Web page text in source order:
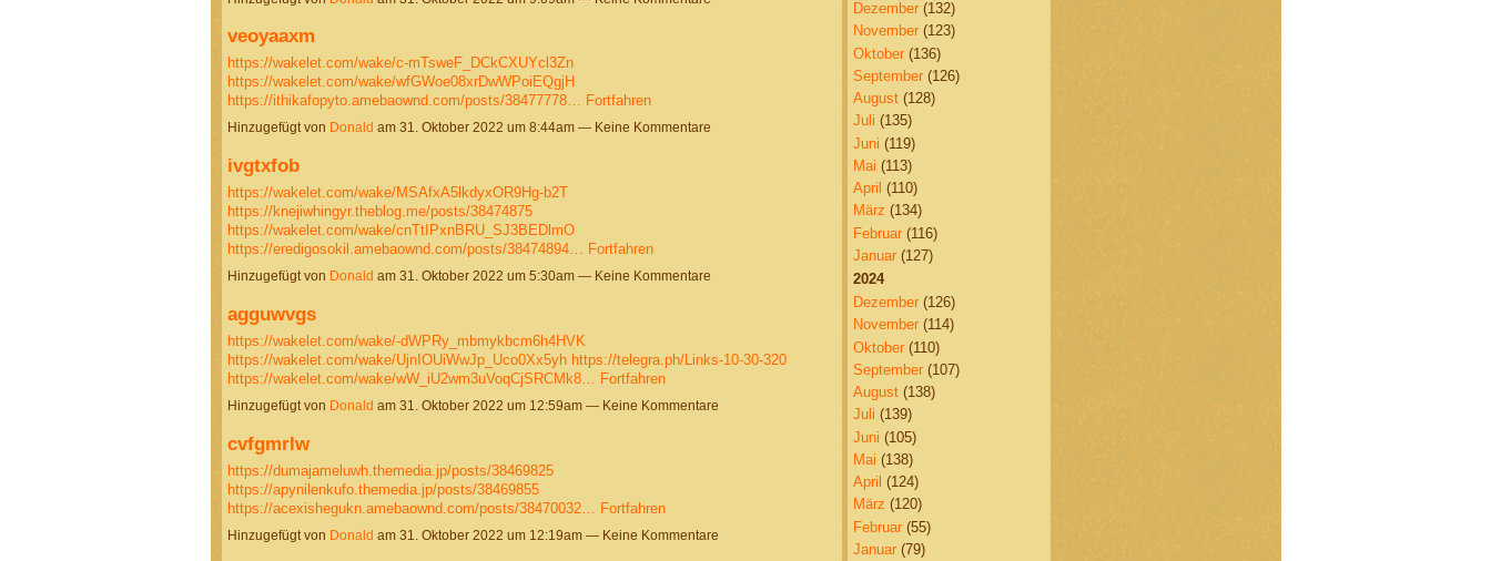
veoyaaxm
https://wakelet.com/wake/c-mTsweF_DCkCXUYcl3Zn
https://wakelet.com/wake/wfGWoe08xrDwWPoiEQgjH
https://ithikafopyto.amebaownd.com/posts/38477778… Fortfahren
Hinzugefügt von Donald am 31. Oktober 2022 um 8:44am — Keine Kommentare
ivgtxfob
https://wakelet.com/wake/MSAfxA5lkdyxOR9Hg-b2T
https://knejiwhingyr.theblog.me/posts/38474875
https://wakelet.com/wake/cnTtIPxnBRU_SJ3BEDlmO
https://eredigosokil.amebaownd.com/posts/38474894… Fortfahren
Hinzugefügt von Donald am 31. Oktober 2022 um 5:30am — Keine Kommentare
agguwvgs
https://wakelet.com/wake/-dWPRy_mbmykbcm6h4HVK
https://wakelet.com/wake/UjnIOUiWwJp_Uco0Xx5yh https://telegra.ph/Links-10-30-320
https://wakelet.com/wake/wW_iU2wm3uVoqCjSRCMk8… Fortfahren
Hinzugefügt von Donald am 31. Oktober 2022 um 12:59am — Keine Kommentare
cvfgmrlw
https://dumajameluwh.themedia.jp/posts/38469825
https://apynilenkufo.themedia.jp/posts/38469855
https://acexishegukn.amebaownd.com/posts/38470032… Fortfahren
Hinzugefügt von Donald am 31. Oktober 2022 um 12:19am — Keine Kommentare
Dezember(132)
November(123)
Oktober(136)
September(126)
August(128)
Juli (135)
Juni (119)
Mai (113)
April (110)
März (134)
Februar(116)
Januar(127)
2024
Dezember(126)
November(114)
Oktober(110)
September(107)
August(138)
Juli (139)
Juni (105)
Mai (138)
April (124)
März (120)
Februar(55)
Januar(79)